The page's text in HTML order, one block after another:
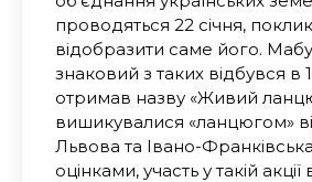
проводяться 22 січня,
відобразити саме його.
знаковий з таких відбувся в
отримав назву «Живий
вишикувалися «ланцюгом»
Львова та Івано-
оцінками, участь у такій